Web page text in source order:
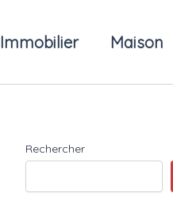
Immobilier Maison
Rechercher